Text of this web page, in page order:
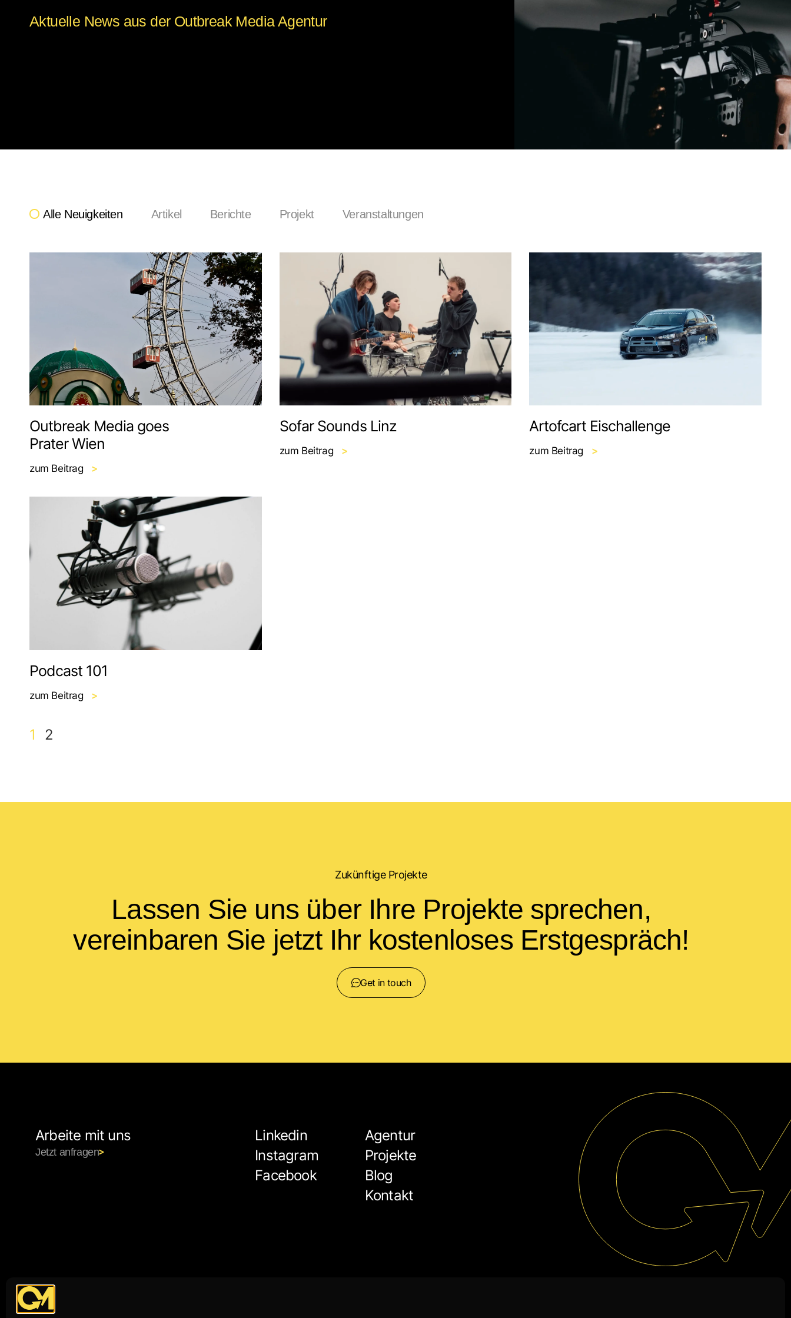
Aktuelle News aus der Outbreak Media Agentur
Alle Neuigkeiten Artikel Berichte Projekt Veranstaltungen
Outbreak Media goes
Prater Wien
zum Beitrag >
Sofar Sounds Linz
zum Beitrag >
Artofcart Eischallenge
zum Beitrag >
Podcast 101
zum Beitrag >
1 2
Zukünftige Projekte
Lassen Sie uns über Ihre Projekte sprechen,
vereinbaren Sie jetzt Ihr kostenloses Erstgespräch!
Get in touch
Arbeite mit uns
Jetzt anfragen
Linkedin
Instagram
Facebook
Agentur
Projekte
Blog
Kontakt